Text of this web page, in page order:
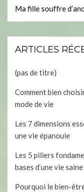
Ma fille souffre
ARTICLES
(pas de titre)
Comment bien
mode de vie
Les 7 dimensions
une vie épanouie
Les 5 piliers
bases d’une vie
Pourquoi le bien-